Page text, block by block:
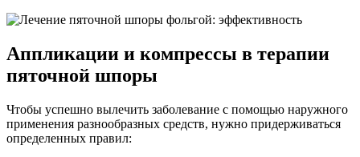
Аппликации и компрессы в терапии
пяточной шпоры
Чтобы успешно вылечить заболевание с помощью наружного
применения разнообразных средств, нужно придерживаться
определенных правил: